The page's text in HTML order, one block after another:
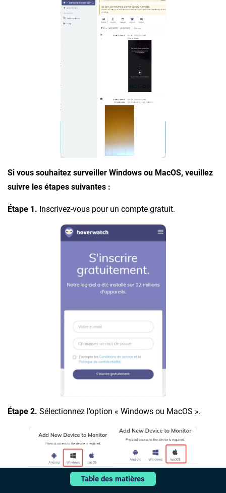
Table des matières
Si vous souhaitez surveiller Windows ou MacOS, veuillez
suivre les étapes suivantes :
Étape 1. Inscrivez-vous pour un compte gratuit.
Étape 2. Sélectionnez l’option « Windows ou MacOS ».